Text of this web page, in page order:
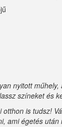
nyitott
színeket és
otthon is tudsz!
ami égetés